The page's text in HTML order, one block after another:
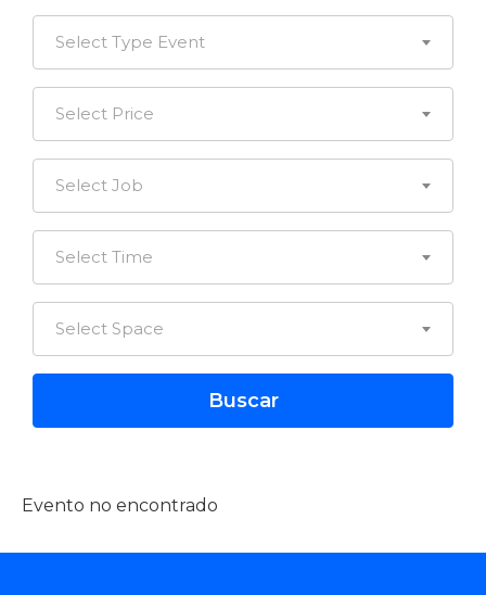
Select Type Event
Select Price
Select Job
Select Time
Select Space
Evento no encontrado